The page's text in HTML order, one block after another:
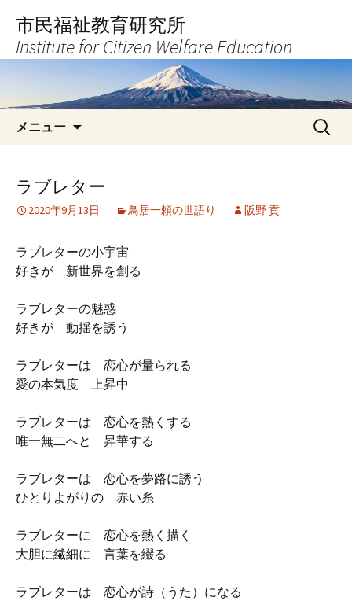
へ
キ
市民福祉教育研究所
Institute for Citizen Welfare Education
メニュー
検
索:
ラブレター
2020年9月13日 鳥居一頼の世語り 阪野 貢
ラブレターの小宇宙
好きが 新世界を創る
ラブレターの魅惑
好きが 動揺を誘う
ラブレターは 恋心が量られる
愛の本気度 上昇中
ラブレターは 恋心を熱くする
唯一無二へと 昇華する
ラブレターは 恋心を夢路に誘う
ひとりよがりの 赤い糸
ラブレターに 恋心を熱く描く
大胆に繊細に 言葉を綴る
ラブレターは 恋心が詩（うた）になる